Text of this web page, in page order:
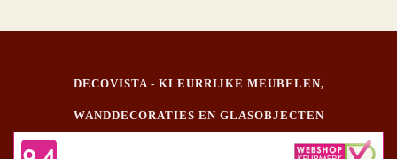
DECOVISTA - KLEURRIJKE MEUBELEN,
WANDDECORATIES EN GLASOBJECTEN